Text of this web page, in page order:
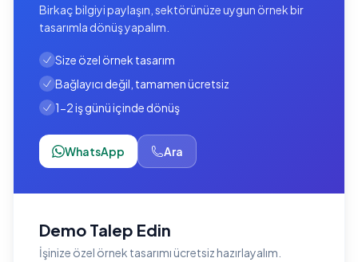
Birkaç bilgiyi paylaşın, sektörünüze uygun örnek bir
tasarımla dönüş yapalım.
Size özel örnek tasarım
Bağlayıcı değil, tamamen ücretsiz
1-2 iş günü içinde dönüş
WhatsApp Ara
Demo Talep Edin
İşinize özel örnek tasarımı ücretsiz hazırlayalım.